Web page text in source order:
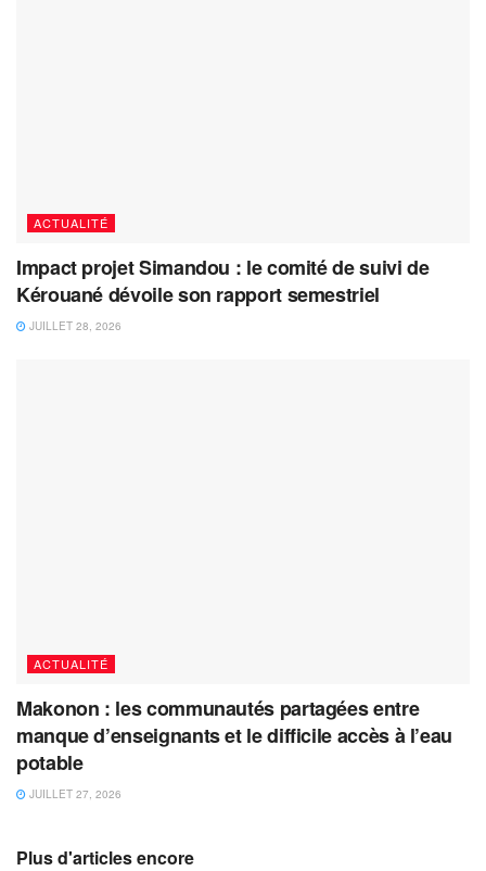
ACTUALITÉ
Impact projet Simandou : le comité de suivi de
Kérouané dévoile son rapport semestriel
JUILLET 28, 2026
ACTUALITÉ
Makonon : les communautés partagées entre
manque d’enseignants et le difficile accès à l’eau
potable
JUILLET 27, 2026
Plus d'articles encore